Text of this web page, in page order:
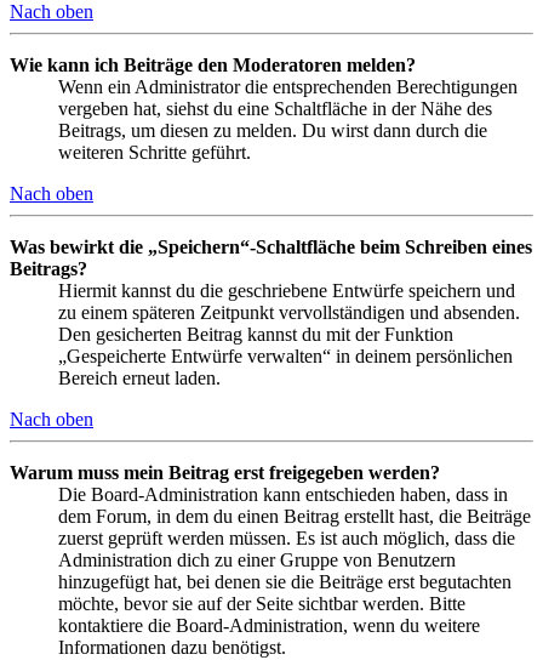
Nach oben
Wie kann ich Beiträge den Moderatoren melden?
Wenn ein Administrator die entsprechenden Berechtigungen
vergeben hat, siehst du eine Schaltfläche in der Nähe des
Beitrags, um diesen zu melden. Du wirst dann durch die
weiteren Schritte geführt.
Nach oben
Was bewirkt die „Speichern“-Schaltfläche beim Schreiben eines
Beitrags?
Hiermit kannst du die geschriebene Entwürfe speichern und
zu einem späteren Zeitpunkt vervollständigen und absenden.
Den gesicherten Beitrag kannst du mit der Funktion
„Gespeicherte Entwürfe verwalten“ in deinem persönlichen
Bereich erneut laden.
Nach oben
Warum muss mein Beitrag erst freigegeben werden?
Die Board-Administration kann entschieden haben, dass in
dem Forum, in dem du einen Beitrag erstellt hast, die Beiträge
zuerst geprüft werden müssen. Es ist auch möglich, dass die
Administration dich zu einer Gruppe von Benutzern
hinzugefügt hat, bei denen sie die Beiträge erst begutachten
möchte, bevor sie auf der Seite sichtbar werden. Bitte
kontaktiere die Board-Administration, wenn du weitere
Informationen dazu benötigst.